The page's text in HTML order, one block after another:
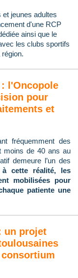
et jeunes adultes
d'une RCP
ainsi que le
les clubs sportifs
l'Oncopole
pour
et
fréquemment des
moins de 40 ans au
demeure l’un des
à cette réalité, les
mobilisées pour
patiente une
un projet